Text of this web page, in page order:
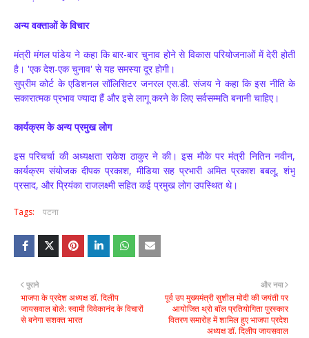
अन्य वक्ताओं के विचार
मंत्री मंगल पांडेय ने कहा कि बार-बार चुनाव होने से विकास परियोजनाओं में देरी होती
है। 'एक देश-एक चुनाव' से यह समस्या दूर होगी।
सुप्रीम कोर्ट के एडिशनल सॉलिसिटर जनरल एस.डी. संजय ने कहा कि इस नीति के
सकारात्मक प्रभाव ज्यादा हैं और इसे लागू करने के लिए सर्वसम्मति बनानी चाहिए।
कार्यक्रम के अन्य प्रमुख लोग
इस परिचर्चा की अध्यक्षता राकेश ठाकुर ने की। इस मौके पर मंत्री नितिन नवीन,
कार्यक्रम संयोजक दीपक प्रकाश, मीडिया सह प्रभारी अमित प्रकाश बबलू, शंभु
प्रसाद, और प्रियंका राजलक्ष्मी सहित कई प्रमुख लोग उपस्थित थे।
Tags: पटना
और नया
पूर्व उप मुख्यमंत्री सुशील मोदी की जयंती पर
आयोजित थ्रो बॉल प्रतियोगिता पुरस्कार
वितरण समारोह में शामिल हुए भाजपा प्रदेश
अध्यक्ष डॉ. दिलीप जायसवाल
पुराने
भाजपा के प्रदेश अध्यक्ष डॉ. दिलीप
जायसवाल बोले: स्वामी विवेकानंद के विचारों
से बनेगा सशक्त भारत